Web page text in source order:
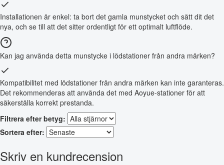
Installationen är enkel: ta bort det gamla munstycket och sätt dit det
nya, och se till att det sitter ordentligt för ett optimalt luftflöde.
Kan jag använda detta munstycke i lödstationer från andra märken?
Kompatibilitet med lödstationer från andra märken kan inte garanteras.
Det rekommenderas att använda det med Aoyue-stationer för att
säkerställa korrekt prestanda.
Filtrera efter betyg:
Sortera efter:
Skriv en kundrecension